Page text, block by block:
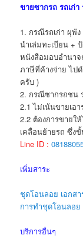
ขายซากรถ รถเก่
1. กรณีรถเก่า ผุพั
นำเล่มทะเบียน +
หนังสือมอบอำนาจ
ภาษีที่ค้างจ่าย ไป
ครับ )
2. กรณีซากรถชน
2.1 ไม่เน้นขายเอ
2.2 ต้องการขายใ
เคลื่อนย้ายรถ ซึ่ง
Line ID :
เพิ่มสาระ
ชุดโอนลอย เอกส
การทำชุดโอนลอ
บริการอื่นๆ